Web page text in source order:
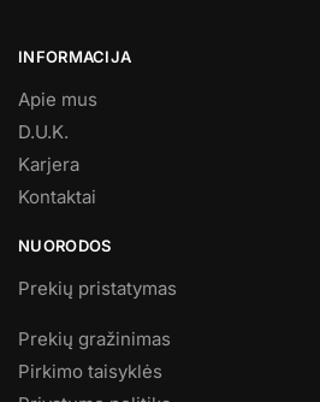
INFORMACIJA
Apie mus
D.U.K.
Karjera
Kontaktai
NUORODOS
Prekių pristatymas
Prekių gražinimas
Pirkimo taisyklės